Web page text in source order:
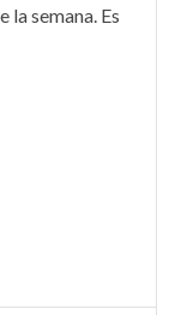
la semana. Es